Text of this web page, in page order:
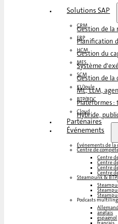
Solutions SAP
CRM
Gestion de
ERP
Planification
HCM
Gestion du
MES
Système
SCM
Gestion de
KI/Joule
ML, LLM,
BTP/BDC
Plateformes :
Cloud
Hybride,
Partenaires
Événements
Événements de
Centre de
Centre
Centre
Centre
Centre
Steampunk & BTP
Podcasts
Allemand
anglais
espagnol